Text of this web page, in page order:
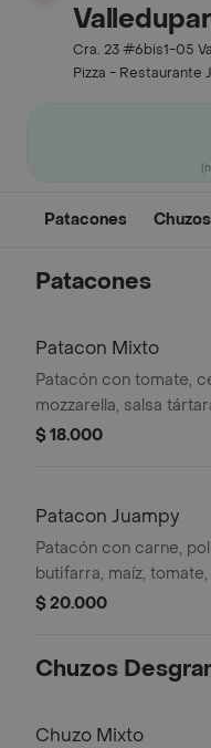
Valledupar
Cra. 23 #6bis1-05
Pizza - Restaurante
Patacones
Patacones
Patacon Mixto
Patacón con tomate,
mozzarella, salsa
costeño, carne, pollo,
$ 18.000
Patacon Juampy
Patacón con carne,
butifarra, maíz,
queso.
$ 20.000
Chuzos
Chuzo Mixto